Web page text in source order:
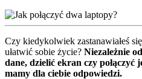
Czy kiedykolwiek zastanawiałeś
ułatwić sobie życie? Niezależnie
dane, dzielić ekran czy połączyć
mamy dla ciebie odpowiedzi.